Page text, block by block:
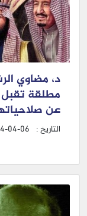
د، مضاوي
مطلقة تقبل
عن
التاريخ : 04-06